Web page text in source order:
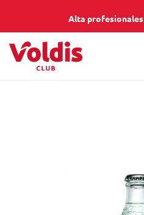
Alta profesionales